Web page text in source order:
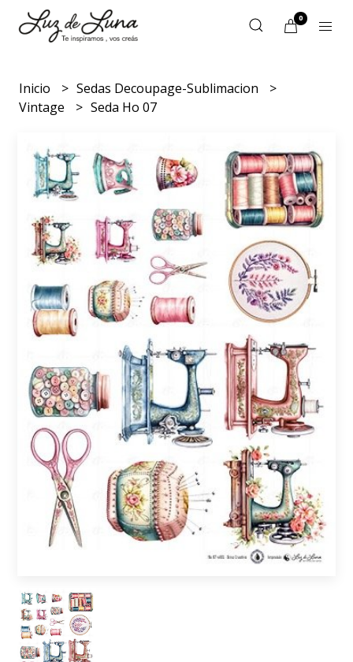
0
Inicio
Sedas Decoupage-Sublimacion
Vintage
Seda Ho 07